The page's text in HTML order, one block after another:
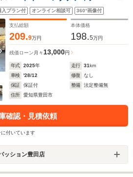
ヘッドライト オートエアコ
ックカメラ 横滑り防止機
入プラン付 オンライン相談可 360°画像付
支払総額
209.9万円
本体価格
198.5万円
残価ローン 月々13,000円
年式 2025年 走行 31km
車検
'28/12 修復
なし
保証
保証付 整備
法定整備無
住所
愛知県豊田市
確認・見積依頼
付いています
ッション豊田店